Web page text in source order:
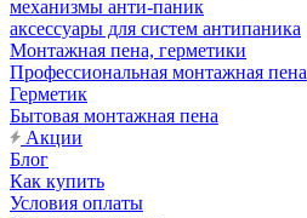
механизмы анти-паник
аксессуары для систем антипаника
Монтажная пена, герметики
Профессиональная монтажная пена
Герметик
Бытовая монтажная пена
Акции
Блог
Как купить
Условия оплаты